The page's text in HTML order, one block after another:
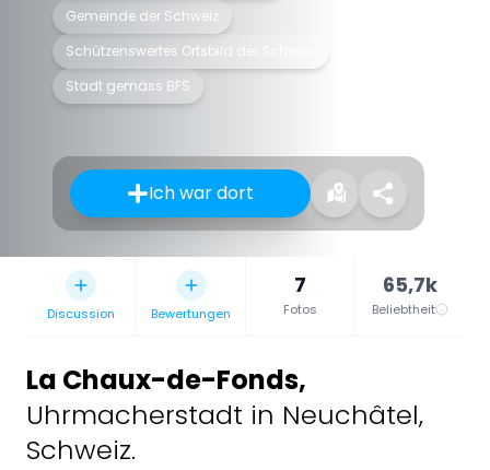
Gemeinde der Schweiz
Schützenswertes Ortsbild der Schweiz
Stadt gemäss BFS
Ich war dort
Discussion Bewertungen
7
Fotos
65,7k
Beliebtheit
La Chaux-de-Fonds,
Uhrmacherstadt in Neuchâtel,
Schweiz.